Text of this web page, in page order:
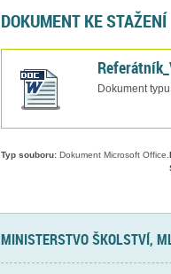
DOKUMENT KE STAŽENÍ
Dokument
Typ souboru:Dokument Microsoft Office.
MINISTERSTVO ŠKOLSTVÍ,